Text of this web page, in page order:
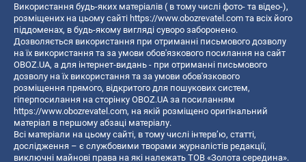
Використання будь-яких матеріалів ( в тому числі фото- та відео-),
розміщених на цьому сайті https://www.obozrevatel.com та всіх його
піддоменах, в будь-якому вигляді суворо заборонено.
Дозволяється використання при отриманні письмового дозволу
на їх використання та за умови обов'язкового посилання на сайт
OBOZ.UA, а для інтернет-видань - при отриманні письмового
дозволу на їх використання та за умови обов'язкового
розміщення прямого, відкритого для пошукових систем,
гіперпосилання на сторінку OBOZ.UA за посиланням
https://www.obozrevatel.com, на якій розміщено оригінальний
матеріал в першому абзаці матеріалу.
Всі матеріали на цьому сайті, в тому числі інтерв’ю, статті,
дослідження – є службовими творами журналістів редакції,
виключні майнові права на які належать ТОВ «Золота середина».